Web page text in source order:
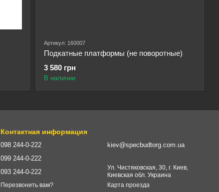
Артикул: 160007
Подкатные платформы (не поворотные)
3 580 грн
В наличии
Контактная информация
098 244-0-222
099 244-0-222
093 244-0-222
Перезвонить вам?
kiev@specbudtorg.com.ua
Ул. Чистяковская, 30, г. Киев,
Киевская обл. Украина
Карта проезда